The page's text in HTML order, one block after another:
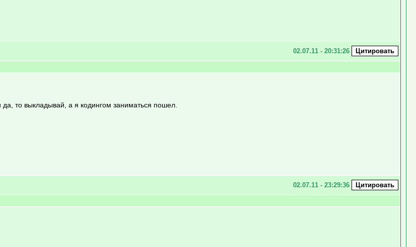
02.07.11 - 20:31:26
то выкладывай, а я кодингом заниматься пошел.
02.07.11 - 23:29:36